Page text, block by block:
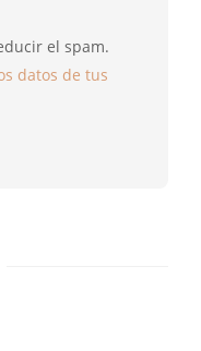
el spam.
datos de tus